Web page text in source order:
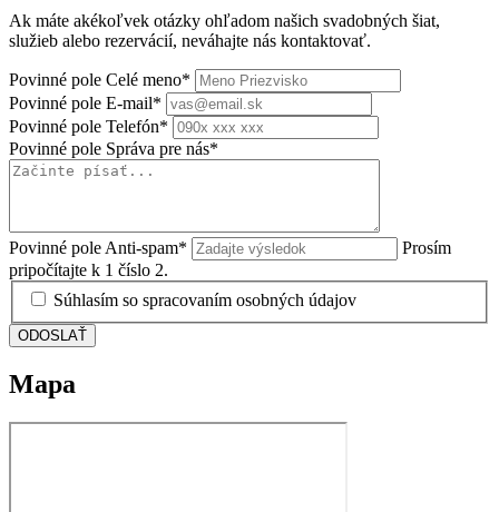
Ak máte akékoľvek otázky ohľadom našich svadobných šiat,
služieb alebo rezervácií, neváhajte nás kontaktovať.
Povinné pole Celé meno*
Povinné pole E-mail*
Povinné pole Telefón*
Povinné pole Správa pre nás*
Povinné pole Anti-spam*
Prosím
pripočítajte k 1 číslo 2.
Súhlasím so spracovaním osobných údajov
ODOSLAŤ
Mapa